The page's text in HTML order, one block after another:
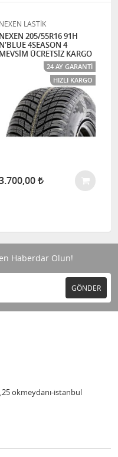
NEXEN LASTİK
NEXEN 205/55R16 91H
N'BLUE 4SEASON 4
MEVSİM ÜCRETSİZ KARGO
24 AY GARANTI
HIZLI KARGO
Haberdar Olun!
GÖNDER
okmeydanı-istanbul